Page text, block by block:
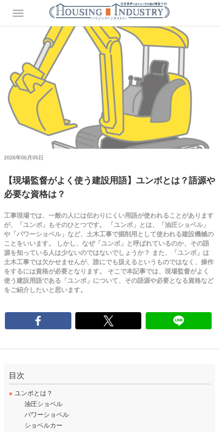
2026年06月05日
【現場監督がよく使う建設用語】ユンボとは？語源や
必要な資格は？
工事現場では、一般の人には伝わりにくい用語が使われることがあります
が、「ユンボ」もそのひとつです。 「ユンボ」とは、「油圧ショベル」
や「パワーショベル」など、土木工事で掘削用として使われる建設機械の
ことをいいます。 しかし、なぜ「ユンボ」と呼ばれているのか、その語
源を知っている人は少ないのではないでしょうか？ また、「ユンボ」は
土木工事では欠かせませんが、誰にでも扱えるというものではなく、操作
をするには資格が必要となります。 そこで本記事では、現場監督がよく
使う建設用語である「ユンボ」について、その語源や必要となる資格など
をご紹介したいと思います。
目次
● ユンボとは？
油圧ショベル
パワーショベル
ショベルカー